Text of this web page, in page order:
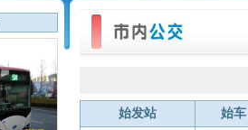
始发站
始车